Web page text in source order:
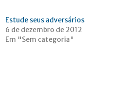
Estude seus adversários
6 de dezembro de 2012
Em "Sem categoria"